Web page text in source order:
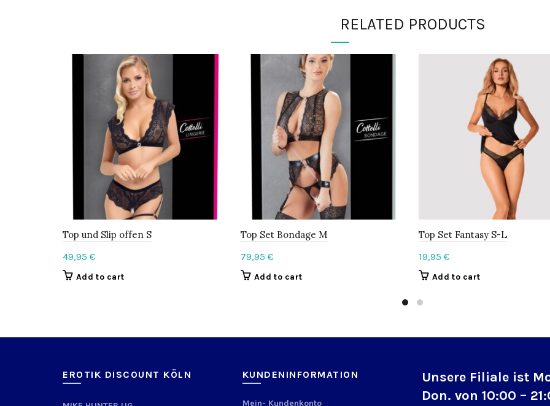
RELATED PRODUCTS
Top und Slip offen S
49,95 €
Add to cart
Top Set Bondage M
79,95 €
Add to cart
Top Set Fantasy S-L
19,95 €
Add to cart
EROTIK DISCOUNT KÖLN KUNDENINFORMATION
Mein- Kundenkonto
Unsere Filiale ist
Don. von 10:00 –